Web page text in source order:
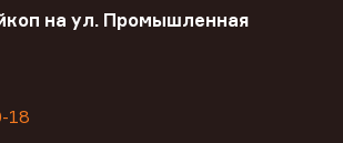
на ул. Промышленная
18